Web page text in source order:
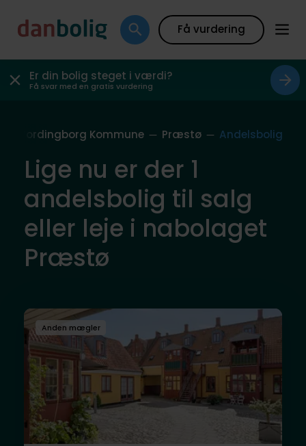
Få vurdering
Er din bolig steget i værdi?
Få svar med en gratis vurdering
Vordingborg Kommune Præstø Andelsbolig
Lige nu er der 1
andelsbolig til salg
eller leje i nabolaget
Præstø
Anden mægler